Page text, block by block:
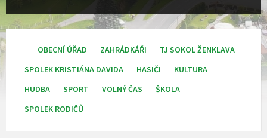
OBECNÍ ÚŘAD ZAHRÁDKÁŘI
TJ SOKOL ŽENKLAVA
SPOLEK KRISTIÁNA DAVIDA
HASIČI
KULTURA
HUDBA
SPORT VOLNÝ ČAS
ŠKOLA
SPOLEK RODIČŮ